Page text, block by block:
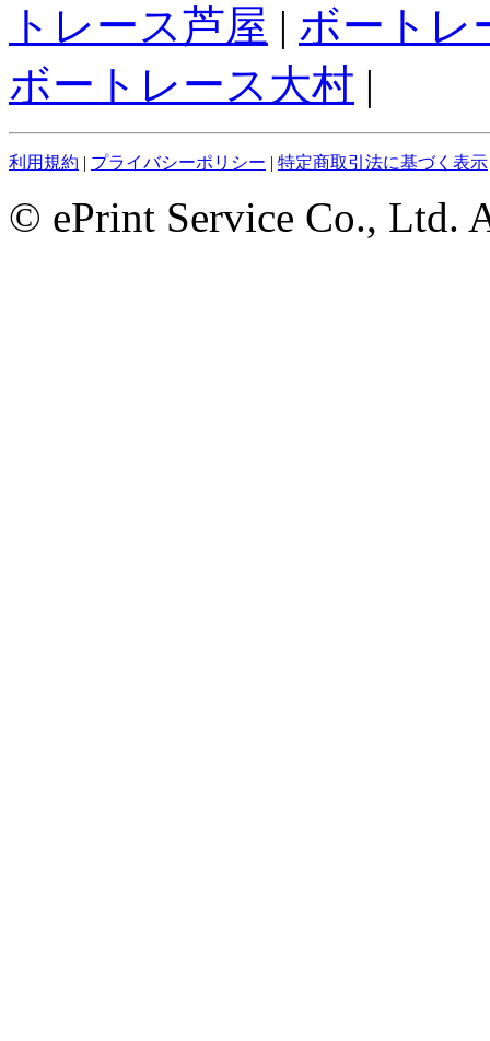
トレース芦屋 | ボートレ
ボートレース大村 |
利用規約 | プライバシーポリシー | 特定商取引法に基づく表示
© ePrint Service Co., Ltd.